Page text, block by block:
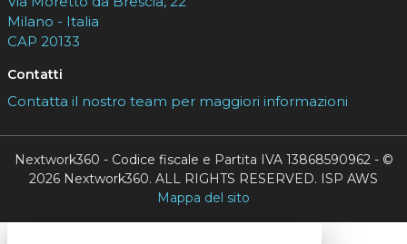
Milano - Italia
CAP 20133
Contatti
Contatta il nostro team per maggiori informazioni
Nextwork360 - Codice fiscale e Partita IVA 13868590962 - ©
2026 Nextwork360. ALL RIGHTS RESERVED. ISP AWS
Mappa del sito